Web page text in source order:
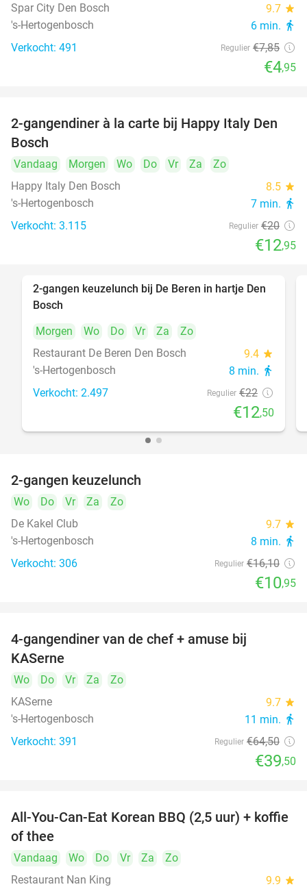
Spar City Den Bosch 9.7 star
's-Hertogenbosch 6 min. directions_walk
Verkocht: 491 Regulier €7,85
€4,95
35%
2-gangendiner à la carte bij Happy Italy Den
Bosch
Vandaag Morgen Wo Do Vr Za
Zo
Happy Italy Den Bosch
8.5 star
's-Hertogenbosch 7 min. directions_walk
Verkocht: 3.115 Regulier €20
€12,95
43%
2-gangen keuzelunch bij De Beren in hartje Den
Bosch
Morgen
Wo Do Vr Za
Zo
Restaurant De Beren Den Bosch
9.4 star
's-Hertogenbosch 8 min. directions_walk
Verkocht: 2.497 Regulier €22
€12,50
2-gangen keuzelunch
Wo Do Vr Za
Zo
De Kakel Club
9.7 star
's-Hertogenbosch 8 min. directions_walk
Verkocht: 306 Regulier €16,10
€10,95
4-gangendiner van de chef + amuse bij
KASerne
Wo Do Vr Za
Zo
KASerne
9.7 star
's-Hertogenbosch 11 min. directions_walk
Verkocht: 391 Regulier €64,50
€39,50
26%
All-You-Can-Eat Korean BBQ (2,5 uur) + koffie
of thee
Vandaag Wo Do Vr Za
Zo
Restaurant Nan King
9.9 star